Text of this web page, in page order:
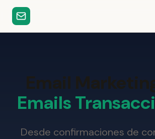
Email
Emails
Desde confirmaciones de